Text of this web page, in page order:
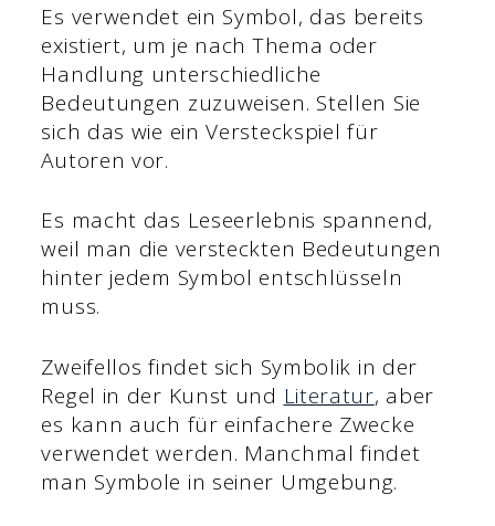
Es verwendet ein Symbol, das bereits
existiert, um je nach Thema oder
Handlung unterschiedliche
Bedeutungen zuzuweisen. Stellen Sie
sich das wie ein Versteckspiel für
Autoren vor.
Es macht das Leseerlebnis spannend,
weil man die versteckten Bedeutungen
hinter jedem Symbol entschlüsseln
muss.
Zweifellos findet sich Symbolik in der
Regel in der Kunst und Literatur, aber
es kann auch für einfachere Zwecke
verwendet werden. Manchmal findet
man Symbole in seiner Umgebung.